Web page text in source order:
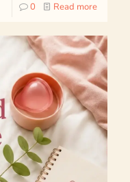
0 Read more